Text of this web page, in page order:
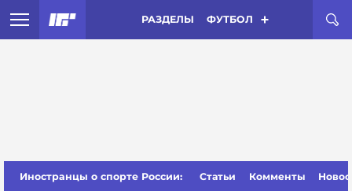
РАЗДЕЛЫ ФУТБОЛ
Иностранцы о спорте России: Статьи Комменты